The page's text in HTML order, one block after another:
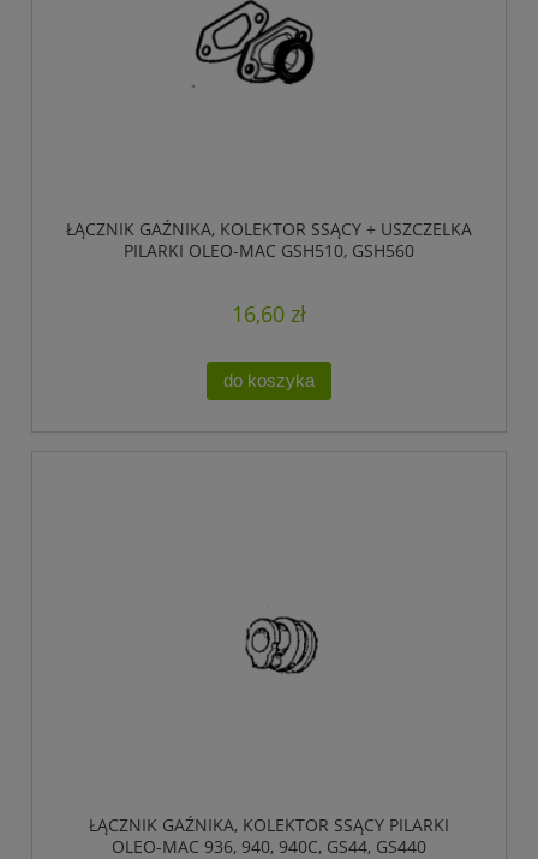
ŁĄCZNIK GAŹNIKA, KOLEKTOR SSĄCY + USZCZELKA
PILARKI OLEO-MAC GSH510, GSH560
16,60 zł
do koszyka
ŁĄCZNIK GAŹNIKA, KOLEKTOR SSĄCY PILARKI
OLEO-MAC 936, 940, 940C, GS44, GS440